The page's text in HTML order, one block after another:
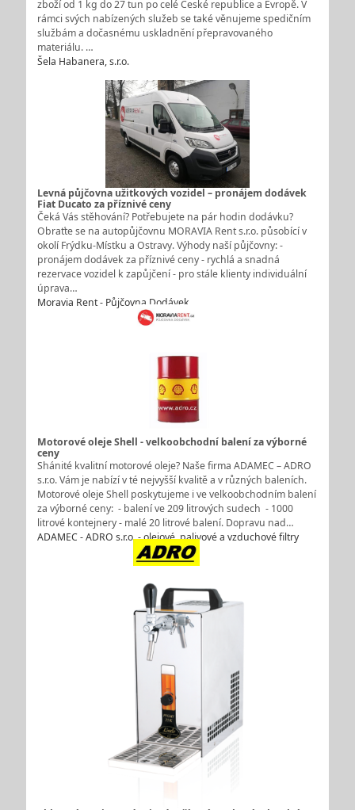
zboží od 1 kg do 27 tun po celé České republice a Evropě. V
rámci svých nabízených služeb se také věnujeme spedičním
službám a dočasnému uskladnění přepravovaného
materiálu. …
Šela Habanera, s.r.o.
Levná půjčovna užitkových vozidel – pronájem dodávek
Fiat Ducato za příznivé ceny
Čeká Vás stěhování? Potřebujete na pár hodin dodávku?
Obraťte se na autopůjčovnu MORAVIA Rent s.r.o. působící v
okolí Frýdku-Místku a Ostravy. Výhody naší půjčovny: -
pronájem dodávek za příznivé ceny - rychlá a snadná
rezervace vozidel k zapůjčení - pro stále klienty individuální
úprava…
Moravia Rent - Půjčovna Dodávek
Motorové oleje Shell - velkoobchodní balení za výborné
ceny
Shánité kvalitní motorové oleje? Naše firma ADAMEC – ADRO
s.r.o. Vám je nabízí v té nejvyšší kvalitě a v různých baleních.
Motorové oleje Shell poskytujeme i ve velkoobchodním balení
za výborné ceny: - balení ve 209 litrových sudech - 1000
litrové kontejnery - malé 20 litrové balení. Dopravu nad…
ADAMEC - ADRO s.r.o. - olejové, palivové a vzduchové filtry